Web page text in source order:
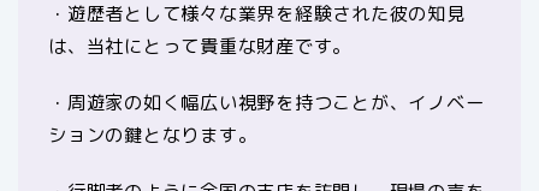
・遊歴者として様々な業界を経験された彼の知見
は、当社にとって貴重な財産です。
・周遊家の如く幅広い視野を持つことが、イノベー
ションの鍵となります。